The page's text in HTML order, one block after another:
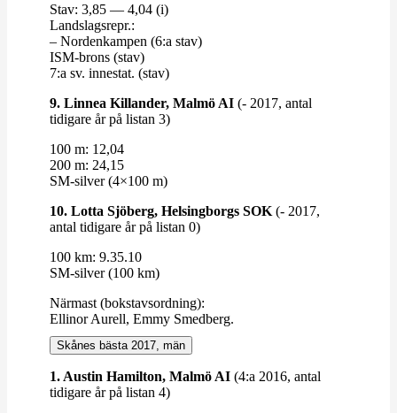
Stav: 3,85 — 4,04 (i)
Lands­lagsrepr.:
– Nor­den­kampen (6:a stav)
ISM-​​brons (stav)
7:a sv. innestat. (stav)
9. Linnea Kil­lander, Malmö AI (- 2017, antal
tidigare år på listan 3)
100 m: 12,04
200 m: 24,15
SM-​​silver (4×100 m)
10. Lotta Sjöberg, Helsing­borgs SOK (- 2017,
antal tidigare år på listan 0)
100 km: 9.35.10
SM-​​silver (100 km)
Närmast (bok­stavs­ordning):
Ellinor Aurell, Emmy Smedberg.
Skånes bästa 2017, män
1. Austin Hamilton, Malmö AI (4:a 2016, antal
tidigare år på listan 4)